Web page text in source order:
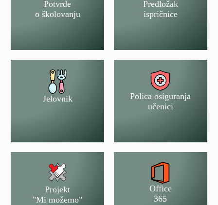
Potvrde
o školovanju
Predložak
ispričnice
Jelovnik
Polica osiguranja
učenici
Projekt
"Mi možemo"
Office
365